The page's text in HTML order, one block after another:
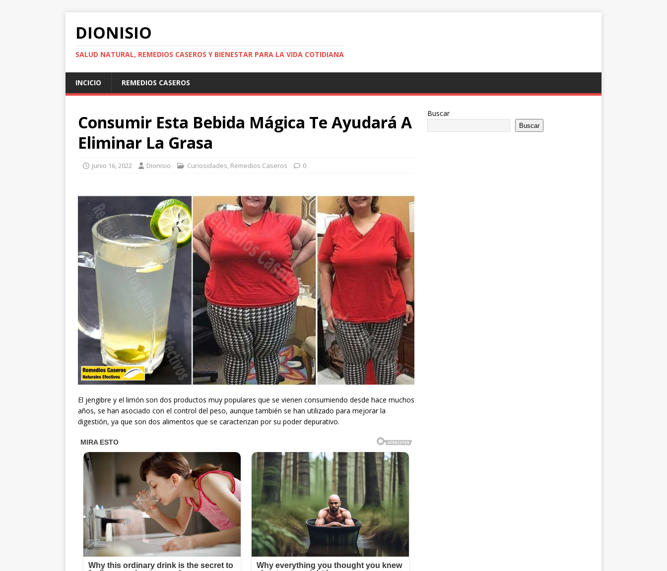
DIONISIO
SALUD NATURAL, REMEDIOS CASEROS Y BIENESTAR PARA LA VIDA COTIDIANA
INCICIO REMEDIOS CASEROS
Consumir Esta Bebida Mágica Te Ayudará A
Eliminar La Grasa
junio 16, 2022 Dionisio Curiosidades, Remedios Caseros 0
El jengibre y el limón son dos productos muy populares que se vienen consumiendo desde hace muchos
años, se han asociado con el control del peso, aunque también se han utilizado para mejorar la
digestión, ya que son dos alimentos que se caracterizan por su poder depurativo.
Buscar
Buscar